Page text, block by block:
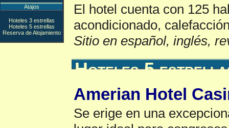
El hotel cuenta con 125
acondicionado,
Sitio en español, inglés,
Hoteles 5
Amerian Hotel
Se erige en una
Atajos
Hoteles 3 estrellas
Hoteles 5 estrellas
Reserva de Alojamiento